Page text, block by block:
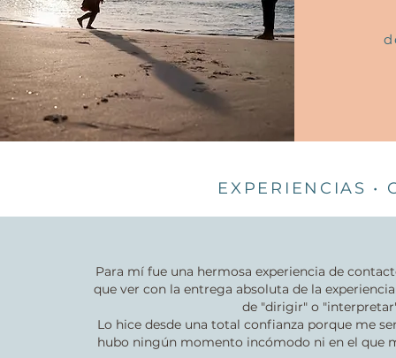
EXPERIENCIAS •
Para mí fue una hermosa experiencia de
que ver con la entrega absoluta de la
de "dirigir" o
Lo hice desde una total confianza porque me
hubo ningún momento incómodo ni en el que